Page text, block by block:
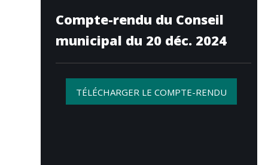
Compte-rendu du Conseil
municipal du 20 déc. 2024
TÉLÉCHARGER LE COMPTE-RENDU